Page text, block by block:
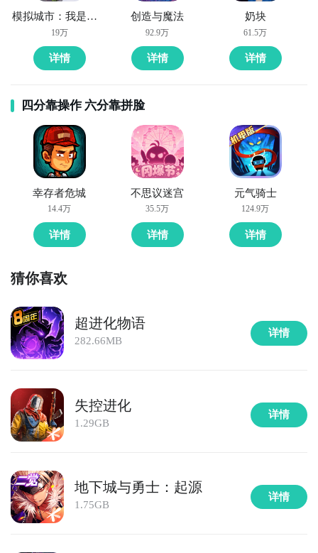
《物语》的对战体验，我们希望做到操作简单，技能释
放时机有深度，战局有博弈性，践行这些想法花费了我
们大量的时间，从DEMO到现在，我们收集了很多很棒
的建议，并进行了反复的探讨，比如很多玩家特别喜欢
被动效果，并强化了神灵的战略特色，举个栗子：
神灵白虎在场时，怪兽除了攻击力提高外，还可以利用
白虎的技能把对方的远程怪兽拉到战场中央进行集火，
而神灵朱雀在场时，怪兽的伤害减免能力会提高，释放
主动技能后己方怪兽5秒内不会死亡，正确的时机切换朱
雀可以完克白虎，累积优势。
总的来说《物语》的实时PVP会以这种见招拆招的体验
持续的跟大家进行交流，相信最后一定可以打磨出超过
超进化物语》一言不合就进化
提前预约，赢288元公测
http://render-
ant.9game.cn/p/q/3f98df376/portal.html
说到PVP，简单介绍一下自己，我是一名狂热的竞技类
模拟城市：我是市长
19万
详情
创造与魔法
92.9万
详情
奶块
61.5万
详情
四分靠操作 六分靠拼脸
幸存者危城
14.4万
详情
不思议迷宫
35.5万
详情
元气骑士
124.9万
详情
猜你喜欢
超进化物语
282.66MB
详情
失控进化
1.29GB
详情
地下城与勇士：起源
1.75GB
详情